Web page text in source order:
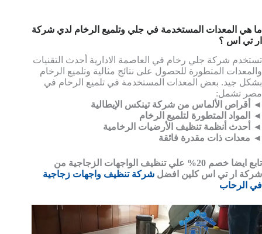
ما هي المعدات المستخدمة في جلي وتلميع الرخام لدي شركة
ار تي اس ؟
تستخدم شركة جلي رخام في العاصمة الادارية أحدث التقنيات
والمعدات المتطورة للحصول على نتائج مثالية وتلميع الرخام
بشكل جيد. بعض المعدات المستخدمة في تلميع الرخام في
مصر تشمل:
◄ أقراص الألماس من شركة تينكس الإيطالية
◄ المواد المتطورة لتلميع الرخام
◄ أحدث أنظمة تنظيف الأرضيات الرخامية
◄ معدات ذات مقدرة فائقة
تابع ايضا خصم 20% علي تنظيف الواجهات الزجاجية من
شركة ار تي اس كلين افضل شركة تنظيف واجهات زجاجية
في الرحاب